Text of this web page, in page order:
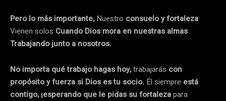
Pero lo más importante,Nuestro consuelo y fortaleza
Vienen solos Cuando Dios mora en nuestras almas
Trabajando junto a nosotros.
No importa qué trabajo hagas hoy,trabajarás con
propósito y fuerza si Dios es tu socio. Él siempre está
contigo, ¡esperando que le pidas su fortalezapara